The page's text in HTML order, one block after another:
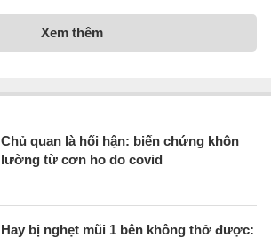
Xem thêm
Chủ quan là hối hận: biến chứng khôn
lường từ cơn ho do covid
Hay bị nghẹt mũi 1 bên không thở được: